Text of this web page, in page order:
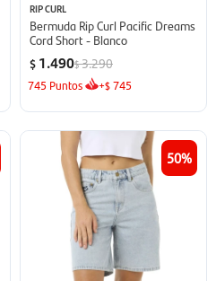
RIP CURL
Bermuda Rip Curl Pacific Dreams
Cord Short - Blanco
$ 1.490$3.290
745 Puntos +$745
50